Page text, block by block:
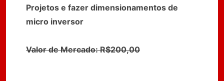
Projetos e fazer dimensionamentos de
micro inversor
Valor de Mercado: R$200,00